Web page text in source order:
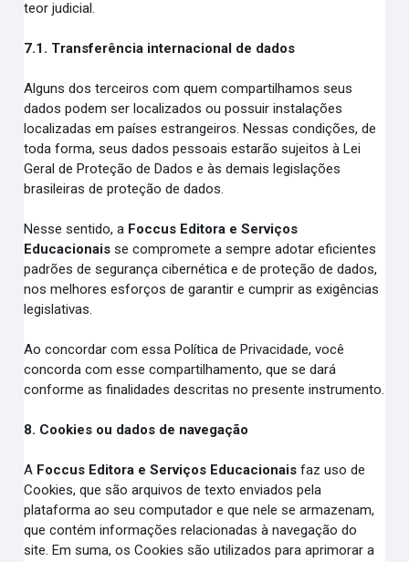
teor judicial.
7.1. Transferência internacional de dados
Alguns dos terceiros com quem compartilhamos seus
dados podem ser localizados ou possuir instalações
localizadas em países estrangeiros. Nessas condições, de
toda forma, seus dados pessoais estarão sujeitos à Lei
Geral de Proteção de Dados e às demais legislações
brasileiras de proteção de dados.
Nesse sentido, a Foccus Editora e Serviços
Educacionais se compromete a sempre adotar eficientes
padrões de segurança cibernética e de proteção de dados,
nos melhores esforços de garantir e cumprir as exigências
legislativas.
Ao concordar com essa Política de Privacidade, você
concorda com esse compartilhamento, que se dará
conforme as finalidades descritas no presente instrumento.
8. Cookies ou dados de navegação
A Foccus Editora e Serviços Educacionais faz uso de
Cookies, que são arquivos de texto enviados pela
plataforma ao seu computador e que nele se armazenam,
que contém informações relacionadas à navegação do
site. Em suma, os Cookies são utilizados para aprimorar a